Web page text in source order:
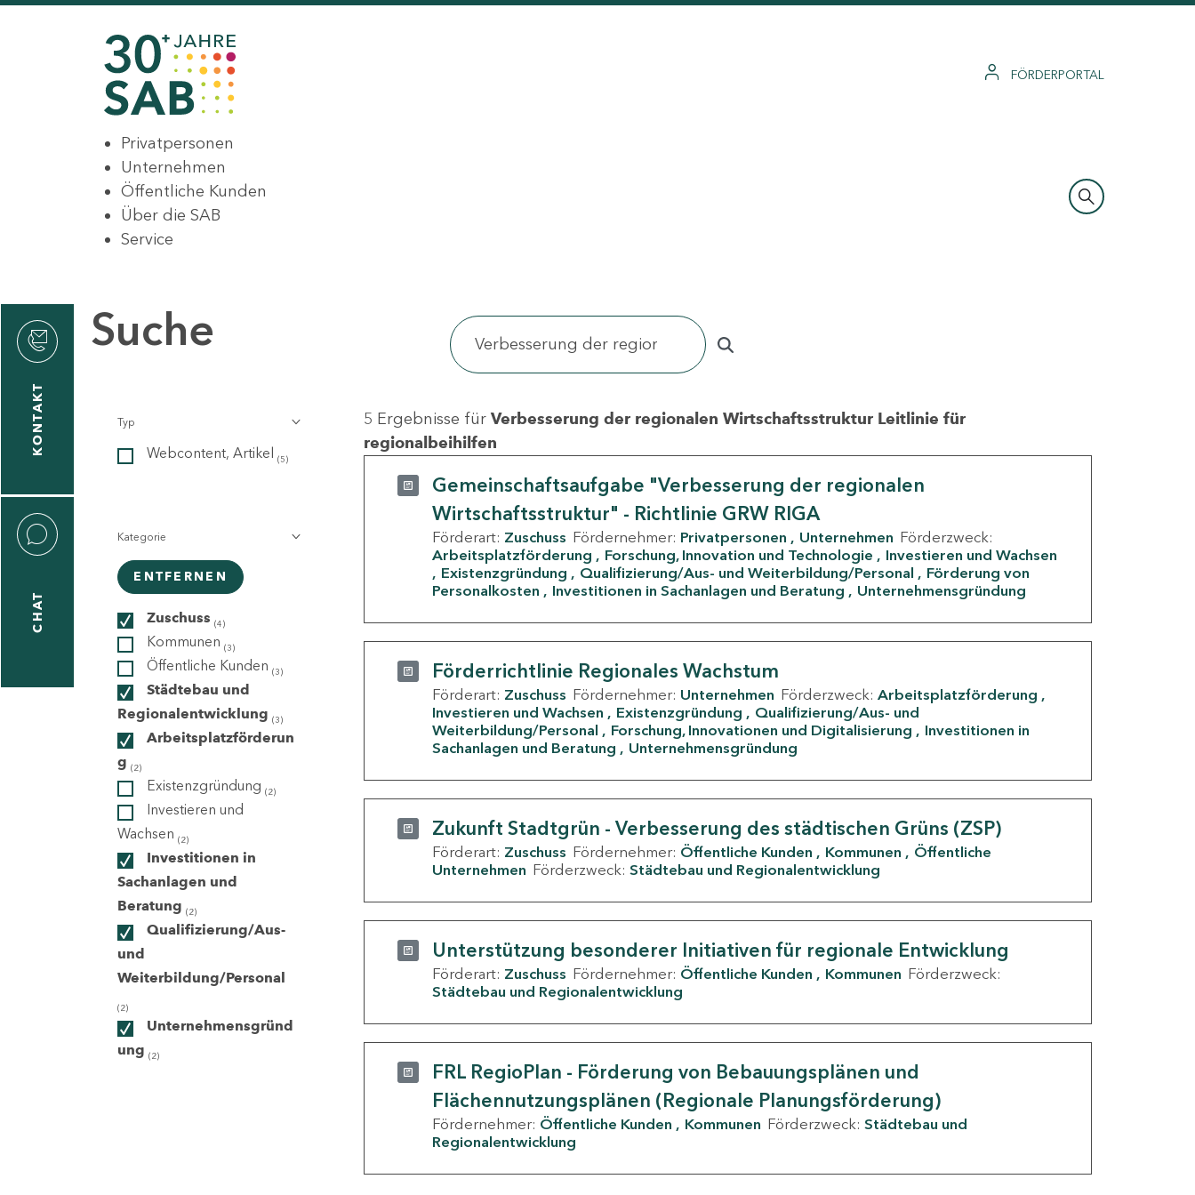
FÖRDERPORTAL
Privatpersonen
Unternehmen
Öffentliche Kunden
Über die SAB
Service
KONTAKT
CHAT
Suche
Typ
Webcontent, Artikel (5)
Kategorie
ENTFERNEN
Zuschuss (4)
Kommunen (3)
Öffentliche Kunden (3)
Städtebau und
Regionalentwicklung (3)
Arbeitsplatzförderun
g (2)
Existenzgründung (2)
Investieren und
Wachsen (2)
Investitionen in
Sachanlagen und
Beratung (2)
Qualifizierung/Aus-
und
Weiterbildung/Personal
(2)
Unternehmensgründ
ung (2)
5 Ergebnisse für Verbesserung der regionalen Wirtschaftsstruktur Leitlinie für
regionalbeihilfen
Gemeinschaftsaufgabe "Verbesserung der regionalen
Wirtschaftsstruktur" - Richtlinie GRW RIGA
Förderart: Zuschuss Fördernehmer: Privatpersonen Unternehmen Förderzweck:
Arbeitsplatzförderung
Forschung, Innovation und Technologie
Investieren und Wachsen
Existenzgründung
Qualifizierung/Aus- und Weiterbildung/Personal
Förderung von
Personalkosten
Investitionen in Sachanlagen und Beratung Unternehmensgründung
Förderrichtlinie Regionales Wachstum
Förderart: Zuschuss Fördernehmer: Unternehmen Förderzweck: Arbeitsplatzförderung
Investieren und Wachsen
Existenzgründung
Qualifizierung/Aus- und
Weiterbildung/Personal
Forschung, Innovationen und Digitalisierung
Investitionen in
Sachanlagen und Beratung
Unternehmensgründung
Zukunft Stadtgrün - Verbesserung des städtischen Grüns (ZSP)
Förderart: Zuschuss Fördernehmer: Öffentliche Kunden Kommunen
Öffentliche
Unternehmen Förderzweck: Städtebau und Regionalentwicklung
Unterstützung besonderer Initiativen für regionale Entwicklung
Förderart: Zuschuss Fördernehmer: Öffentliche Kunden Kommunen Förderzweck:
Städtebau und Regionalentwicklung
FRL RegioPlan - Förderung von Bebauungsplänen und
Flächennutzungsplänen (Regionale Planungsförderung)
Fördernehmer: Öffentliche Kunden Kommunen Förderzweck: Städtebau und
Regionalentwicklung